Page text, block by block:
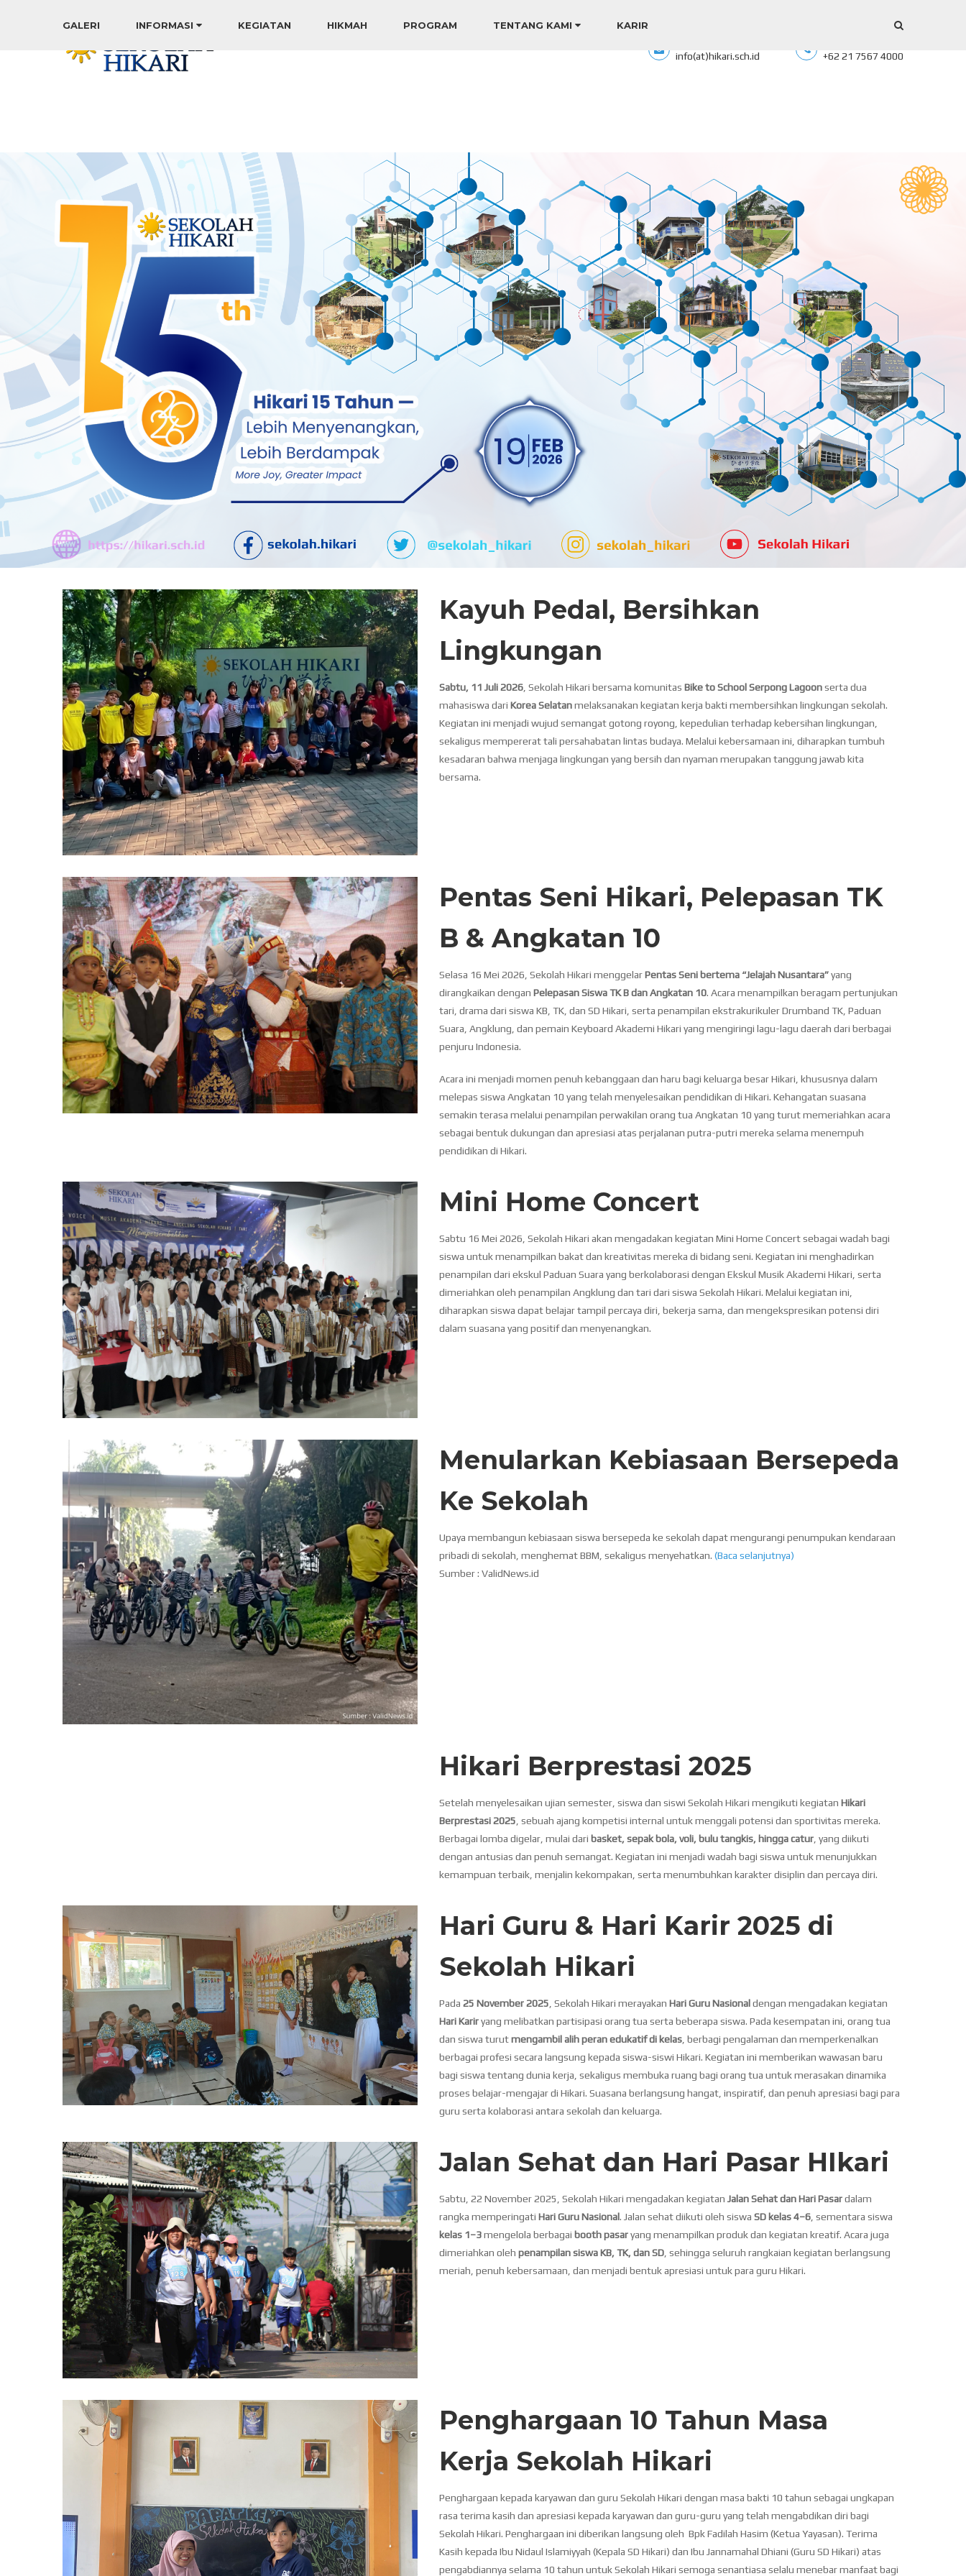
info(at)hikari.sch.id +62 21 7567 4000
GALERI INFORMASI KEGIATAN HIKMAH PROGRAM TENTANG KAMI KARIR
Kayuh Pedal, Bersihkan
Lingkungan
Sabtu, 11 Juli 2026 , Sekolah Hikari bersama komunitasBike to School Serpong Lagoonserta dua
mahasiswa dariKorea Selatanmelaksanakan kegiatan kerja bakti membersihkan lingkungan sekolah.
Kegiatan ini menjadi wujud semangat gotong royong, kepedulian terhadap kebersihan lingkungan,
sekaligus mempererat tali persahabatan lintas budaya. Melalui kebersamaan ini, diharapkan tumbuh
kesadaran bahwa menjaga lingkungan yang bersih dan nyaman merupakan tanggung jawab kita
bersama.
Pentas Seni Hikari, Pelepasan TK
B & Angkatan 10
Selasa 16 Mei 2026, Sekolah Hikari menggelarPentas Seni bertema “Jelajah Nusantara”yang
dirangkaikan denganPelepasan Siswa TK B dan Angkatan 10. Acara menampilkan beragam pertunjukan
tari, drama dari siswa KB, TK, dan SD Hikari, serta penampilan ekstrakurikuler Drumband TK, Paduan
Suara, Angklung, dan pemain Keyboard Akademi Hikari yang mengiringi lagu-lagu daerah dari berbagai
penjuru Indonesia.
Acara ini menjadi momen penuh kebanggaan dan haru bagi keluarga besar Hikari, khususnya dalam
melepas siswa Angkatan 10 yang telah menyelesaikan pendidikan di Hikari. Kehangatan suasana
semakin terasa melalui penampilan perwakilan orang tua Angkatan 10 yang turut memeriahkan acara
sebagai bentuk dukungan dan apresiasi atas perjalanan putra-putri mereka selama menempuh
pendidikan di Hikari.
Mini Home Concert
Sabtu 16 Mei 2026, Sekolah Hikari akan mengadakan kegiatan Mini Home Concert sebagai wadah bagi
siswa untuk menampilkan bakat dan kreativitas mereka di bidang seni. Kegiatan ini menghadirkan
penampilan dari ekskul Paduan Suara yang berkolaborasi dengan Ekskul Musik Akademi Hikari, serta
dimeriahkan oleh penampilan Angklung dan tari dari siswa Sekolah Hikari. Melalui kegiatan ini,
diharapkan siswa dapat belajar tampil percaya diri, bekerja sama, dan mengekspresikan potensi diri
dalam suasana yang positif dan menyenangkan.
Menularkan Kebiasaan Bersepeda
Ke Sekolah
Upaya membangun kebiasaan siswa bersepeda ke sekolah dapat mengurangi penumpukan kendaraan
pribadi di sekolah, menghemat BBM, sekaligus menyehatkan.(Baca selanjutnya)
Sumber : ValidNews.id
Hikari Berprestasi 2025
Setelah menyelesaikan ujian semester, siswa dan siswi Sekolah Hikari mengikuti kegiatanHikari
Berprestasi 2025 , sebuah ajang kompetisi internal untuk menggali potensi dan sportivitas mereka.
Berbagai lomba digelar, mulai daribasket, sepak bola, voli, bulu tangkis, hingga catur , yang diikuti
dengan antusias dan penuh semangat. Kegiatan ini menjadi wadah bagi siswa untuk menunjukkan
kemampuan terbaik, menjalin kekompakan, serta menumbuhkan karakter disiplin dan percaya diri.
Hari Guru & Hari Karir 2025 di
Sekolah Hikari
Pada25 November 2025 , Sekolah Hikari merayakanHari Guru Nasionaldengan mengadakan kegiatan
Hari Kariryang melibatkan partisipasi orang tua serta beberapa siswa. Pada kesempatan ini, orang tua
dan siswa turutmengambil alih peran edukatif di kelas , berbagi pengalaman dan memperkenalkan
berbagai profesi secara langsung kepada siswa-siswi Hikari. Kegiatan ini memberikan wawasan baru
bagi siswa tentang dunia kerja, sekaligus membuka ruang bagi orang tua untuk merasakan dinamika
proses belajar-mengajar di Hikari. Suasana berlangsung hangat, inspiratif, dan penuh apresiasi bagi para
guru serta kolaborasi antara sekolah dan keluarga.
Jalan Sehat dan Hari Pasar HIkari
Sabtu, 22 November 2025, Sekolah Hikari mengadakan kegiatanJalan Sehat dan Hari Pasardalam
rangka memperingatiHari Guru Nasional. Jalan sehat diikuti oleh siswaSD kelas 4–6 , sementara siswa
kelas 1–3mengelola berbagaibooth pasaryang menampilkan produk dan kegiatan kreatif. Acara juga
dimeriahkan olehpenampilan siswa KB, TK, dan SD , sehingga seluruh rangkaian kegiatan berlangsung
meriah, penuh kebersamaan, dan menjadi bentuk apresiasi untuk para guru Hikari.
Penghargaan 10 Tahun Masa
Kerja Sekolah Hikari
Penghargaan kepada karyawan dan guru Sekolah Hikari dengan masa bakti 10 tahun sebagai ungkapan
rasa terima kasih dan apresiasi kepada karyawan dan guru-guru yang telah mengabdikan diri bagi
Sekolah Hikari. Penghargaan ini diberikan langsung oleh Bpk Fadilah Hasim (Ketua Yayasan). Terima
Kasih kepada Ibu Nidaul Islamiyyah (Kepala SD Hikari) dan Ibu Jannamahal Dhiani (Guru SD Hikari) atas
pengabdiannya selama 10 tahun untuk Sekolah Hikari semoga senantiasa selalu menebar manfaat bagi